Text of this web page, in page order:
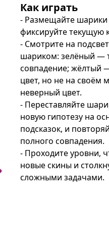
Как играть
- Размещайте шарики
фиксируйте текущую
- Смотрите на
шариком: зелёный —
совпадение; жёлтый
цвет, но не на своём
неверный цвет.
- Переставляйте
новую гипотезу на
подсказок, и
полного совпадения.
- Проходите уровни,
новые скины и
сложными задачами.